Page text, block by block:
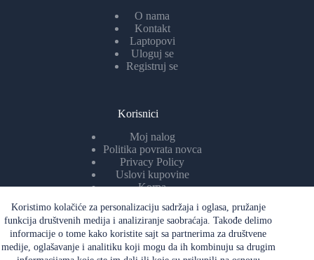
Koristimo kolačiće za personalizaciju sadržaja i oglasa, pružanje
funkcija društvenih medija i analiziranje saobraćaja. Takođe delimo
informacije o tome kako koristite sajt sa partnerima za društvene
medije, oglašavanje i analitiku koji mogu da ih kombinuju sa drugim
O nama
Kontakt
Laptopovi
Uloguj se
Registruj se
Korisnici
Moj nalog
Politika povrata novca
Privacy Policy
Uslovi kupovine
Korpa
Ddatne informacijeo
Sigurna trgovina! Plaćanje tek po isporuci laptopa. Kvalitet i